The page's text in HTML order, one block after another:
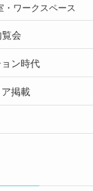
・ワークスペース
会
ン時代
掲載